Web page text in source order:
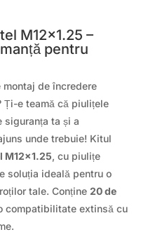
M12x1.25 –
pentru
de încredere
Ți-e teamă că piulițele
siguranța ta și a
unde trebuie! Kitul
M12x1.25, cu piulițe
soluția ideală pentru o
tale. Conține 20 de
compatibilitate extinsă cu